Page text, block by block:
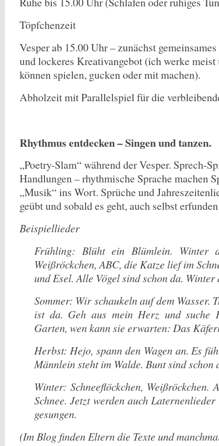
Töpfchenzeit
Vesper ab 15.00 Uhr – zunächst
und lockeres Kreativangebot (ich werke
können spielen, gucken oder mit machen).
Abholzeit mit Parallelspiel für die
Rhythmus entdecken – Singen und tanzen.
„Poetry-Slam“ während der Vesper. Sprech-
Handlungen – rhythmische Sprache machen
„Musik“ ins Wort. Sprüche und
geübt und sobald es geht, auch selbst
Beispiellieder
Frühling: Blüht ein Blümlein. Winter
Weißröckchen, ABC, die Katze lief im
und Esel. Alle Vögel sind schon da.
Sommer: Wir schaukeln auf dem Wasser.
ist da. Geh aus mein Herz und suche
Garten, wen kann sie erwarten: Das
Herbst: Hejo, spann den Wagen an. Es
Männlein steht im Walde. Bunt sind
Winter: Schneeflöckchen,
Schnee. Jetzt werden auch
gesungen.
(Im Blog finden Eltern die Texte und